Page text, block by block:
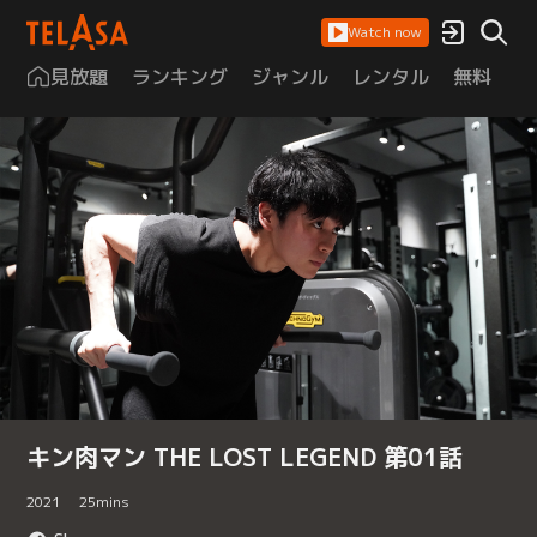
Watch now
見放題 ランキング ジャンル レンタル 無料
キン肉マン THE LOST LEGEND 第01話
2021 25mins